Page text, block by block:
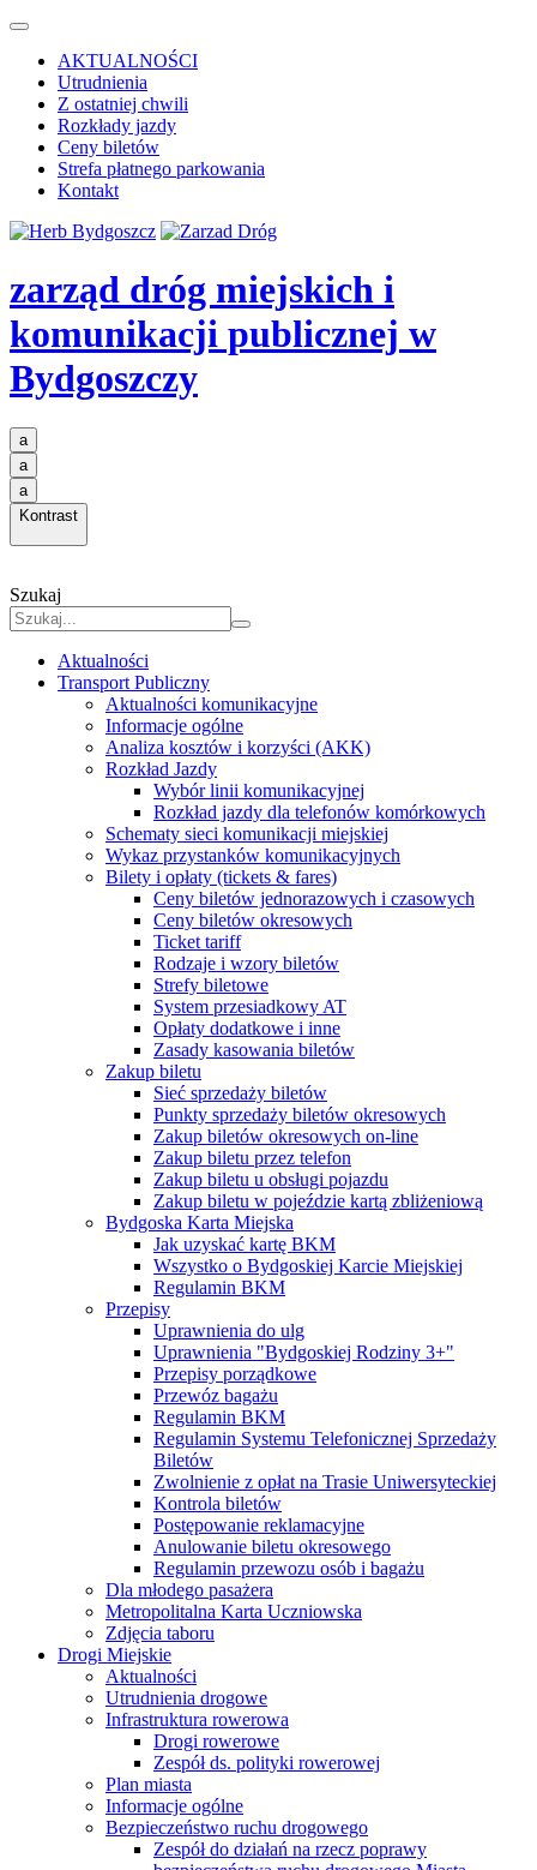
AKTUALNOŚCI
Utrudnienia
Z ostatniej chwili
Rozkłady jazdy
Ceny biletów
Strefa płatnego parkowania
Kontakt
zarząd dróg miejskich i
komunikacji publicznej w
Bydgoszczy
a
a
a
Kontrast
Szukaj
Aktualności
Transport Publiczny
Aktualności komunikacyjne
Informacje ogólne
Analiza kosztów i korzyści (AKK)
Rozkład Jazdy
Wybór linii komunikacyjnej
Rozkład jazdy dla telefonów komórkowych
Schematy sieci komunikacji miejskiej
Wykaz przystanków komunikacyjnych
Bilety i opłaty (tickets & fares)
Ceny biletów jednorazowych i czasowych
Ceny biletów okresowych
Ticket tariff
Rodzaje i wzory biletów
Strefy biletowe
System przesiadkowy AT
Opłaty dodatkowe i inne
Zasady kasowania biletów
Zakup biletu
Sieć sprzedaży biletów
Punkty sprzedaży biletów okresowych
Zakup biletów okresowych on-line
Zakup biletu przez telefon
Zakup biletu u obsługi pojazdu
Zakup biletu w pojeździe kartą zbliżeniową
Bydgoska Karta Miejska
Jak uzyskać kartę BKM
Wszystko o Bydgoskiej Karcie Miejskiej
Regulamin BKM
Przepisy
Uprawnienia do ulg
Uprawnienia "Bydgoskiej Rodziny 3+"
Przepisy porządkowe
Przewóz bagażu
Regulamin BKM
Regulamin Systemu Telefonicznej Sprzedaży
Biletów
Zwolnienie z opłat na Trasie Uniwersyteckiej
Kontrola biletów
Postępowanie reklamacyjne
Anulowanie biletu okresowego
Regulamin przewozu osób i bagażu
Dla młodego pasażera
Metropolitalna Karta Uczniowska
Zdjęcia taboru
Drogi Miejskie
Aktualności
Utrudnienia drogowe
Infrastruktura rowerowa
Drogi rowerowe
Zespół ds. polityki rowerowej
Plan miasta
Informacje ogólne
Bezpieczeństwo ruchu drogowego
Zespół do działań na rzecz poprawy